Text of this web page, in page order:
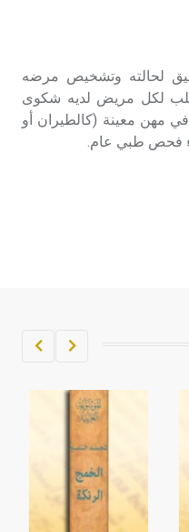
- هل تعلم أن أبجر Abgar اسم معروف
لحالته وتشخيص مرضه
لكل مريض لديه شكوى
معينة (كالطيران أو
فحص طبي عام.